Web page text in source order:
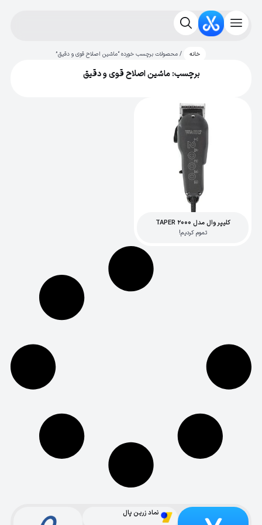
خانه / محصولات برچسب خورده “ماشین اصلاح قوی و دقیق”
برچسب: ماشین اصلاح قوی و دقیق
کلیپر وال مدل TAPER 2000
تموم کردیم!
نماد زرین پال